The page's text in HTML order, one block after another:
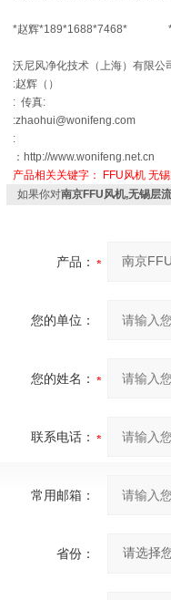
*赵辉*189*1688*7468*
沃尼风净化技术（上海）有限公
:赵辉（）
: 传真:
:zhaohui@wonifeng.com
:
：http://www.wonifeng.net.cn
产品相关关键字：
FFU风机 无
如果你对南京FFU风机,无锡层
产品：
您的单位：
您的姓名：
联系电话：
常用邮箱：
省份：